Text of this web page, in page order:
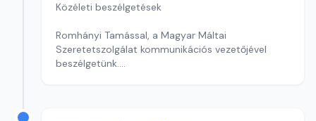
Közéleti beszélgetések
Romhányi Tamással, a Magyar Máltai
Szeretetszolgálat kommunikációs vezetőjével
beszélgetünk.